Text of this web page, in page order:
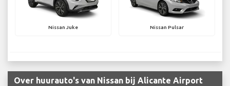
Nissan Juke Nissan Pulsar
Over huurauto's van Nissan bij Alicante Airport